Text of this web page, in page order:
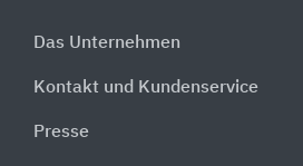
Das Unternehmen
Kontakt und Kundenservice
Presse